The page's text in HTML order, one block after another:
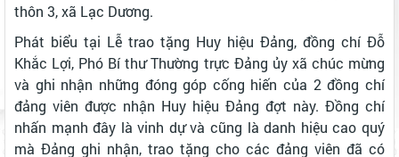
thôn 3, xã Lạc Dương.
Phát biểu tại Lễ trao tặng Huy hiệu Đảng, đồng chí Đỗ
Khắc Lợi, Phó Bí thư Thường trực Đảng ủy xã chúc mừng
và ghi nhận những đóng góp cống hiến của 2 đồng chí
đảng viên được nhận Huy hiệu Đảng đợt này. Đồng chí
nhấn mạnh đây là vinh dự và cũng là danh hiệu cao quý
mà Đảng ghi nhận, trao tặng cho các đảng viên đã có